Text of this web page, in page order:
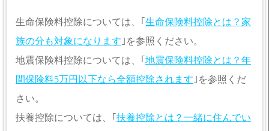
生命保険料控除については、｢ 生命保険料控除とは？家
族の分も対象になります ｣を参照ください。
地震保険料控除については、｢ 地震保険料控除とは？年
間保険料5万円以下なら全額控除されます ｣を参照くだ
さい。
扶養控除については、｢ 扶養控除とは？一緒に住んでい